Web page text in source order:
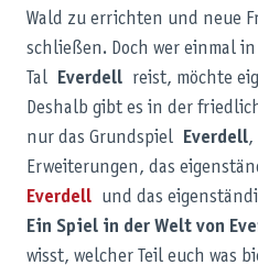
Wald zu errichten und neue
schließen. Doch wer einmal
Tal
Everdell reist, möchte
Deshalb gibt es in der
nur das Grundspiel
Everdell,
Erweiterungen, das
Everdell
und das
Ein Spiel in der Welt von
wisst, welcher Teil euch was